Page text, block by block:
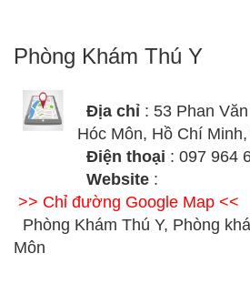
Phòng Khám Thú Y
Địa chỉ : 53 Phan
Hóc Môn, Hồ Chí
Điện thoại : 097 964
Website :
>> Chỉ đường Google Map <<
Phòng Khám Thú Y, Phòng
Môn